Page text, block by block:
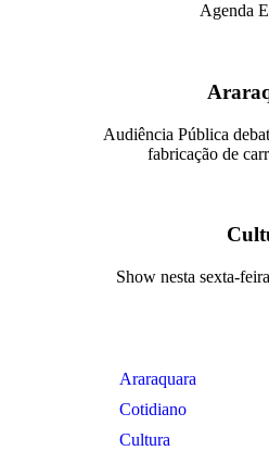
Agenda
Audiência Pública
fabricação de
Show nesta sexta-
Araraquara
Cotidiano
Cultura